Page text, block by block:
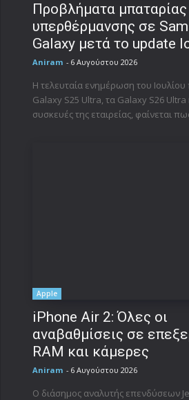
Προβλήματα μπαταρίας
υπερθέρμανσης σε
Galaxy μετά το update
Aniram - 6 Αυγούστου 2026
Η τελευταία ενημέρωση του
Galaxy S25 Ultra, τα Galaxy S26 Ultra
συσκευές της εταιρείας, φαίνεται
Apple
iPhone Air 2: Όλες οι
αναβαθμίσεις σε
RAM και κάμερες
Aniram - 6 Αυγούστου 2026
Ο διάσημος αναλυτής επενδύσεων